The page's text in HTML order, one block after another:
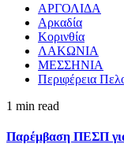
ΑΡΓΟΛΙΔΑ
Αρκαδία
Κορινθία
ΛΑΚΩΝΙΑ
ΜΕΣΣΗΝΙΑ
Περιφέρεια
1 min read
Παρέμβαση ΠΕΣΠ